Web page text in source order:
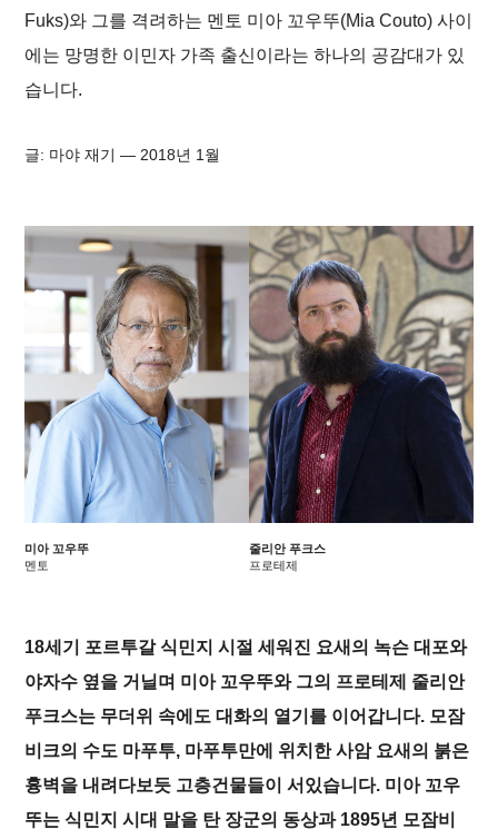
Fuks)와 그를 격려하는 멘토 미아 꼬우뚜(Mia Couto) 사이
에는 망명한 이민자 가족 출신이라는 하나의 공감대가 있
습니다.
글: 마야 재기 — 2018년 1월
미아 꼬우뚜
멘토
줄리안 푸크스
프로테제
18세기 포르투갈 식민지 시절 세워진 요새의 녹슨 대포와
야자수 옆을 거닐며 미아 꼬우뚜와 그의 프로테제 줄리안
푸크스는 무더위 속에도 대화의 열기를 이어갑니다. 모잠
비크의 수도 마푸투, 마푸투만에 위치한 사암 요새의 붉은
흉벽을 내려다보듯 고층건물들이 서있습니다. 미아 꼬우
뚜는 식민지 시대 말을 탄 장군의 동상과 1895년 모잠비